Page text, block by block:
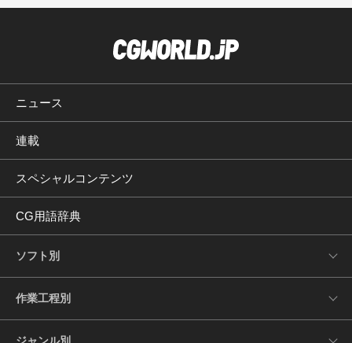
ニュース
連載
スペシャルコンテンツ
CG用語辞典
ソフト別
作業工程別
ジャンル別